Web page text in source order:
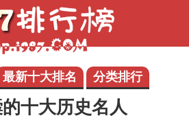
最新十大排名 分类排行
十大历史名人